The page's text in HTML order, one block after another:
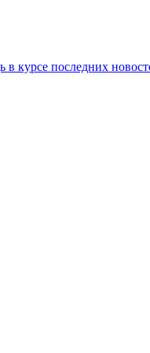
в курсе последних